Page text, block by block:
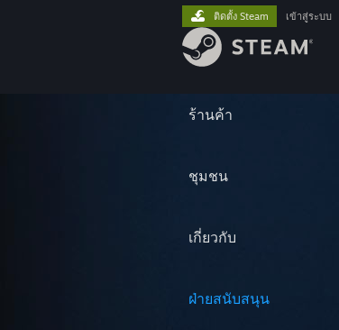
ร้านค้า
ชุมชน
เกี่ยวกับ
ฝ่ายสนับสนุน
ติดตั้ง Steam เข้าสู่ระบบ